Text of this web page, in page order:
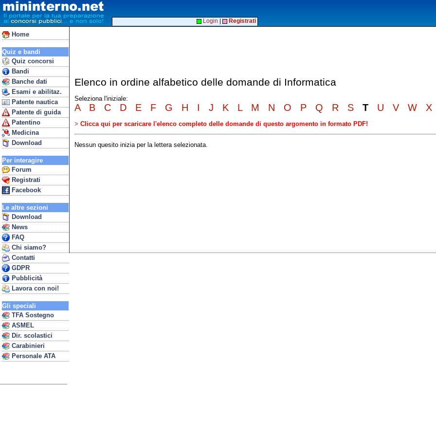
Home
Quiz e bandi
Quiz concorsi
Bandi
Banche dati
Esami e abilitaz.
Patente nautica
Patente di guida
Patentino
Medicina
Download
Per interagire
Forum
Registrati
Facebook
Le altre sezioni
Download
News
FAQ
Chi siamo?
Contatti
GDPR
Pubblicità
Lavora con noi!
Gli speciali
TFA Sostegno
ASMEL
Dir. scolastici
Carabinieri
Personale ATA
Login Registrati
Elenco in ordine alfabetico delle domande di Informatica
Seleziona l'iniziale:
A B C D E F G H I J K L M N O P Q R S T U V W X
> Clicca qui per scaricare l'elenco completo delle domande di questo argomento in formato PDF!
Nessun quesito inizia per la lettera selezionata.